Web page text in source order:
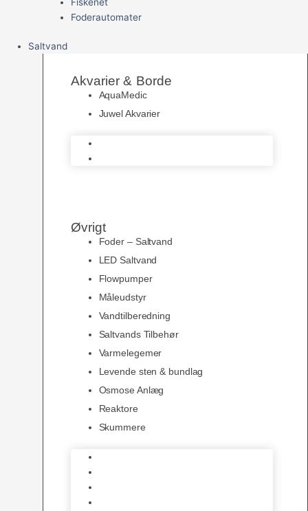
Foderautomater
Saltvand
Akvarier & Borde
AquaMedic
Juwel Akvarier
Øvrigt
Foder – Saltvand
LED Saltvand
Flowpumper
Måleudstyr
Vandtilberedning
Saltvands Tilbehør
Varmelegemer
Levende sten & bundlag
Osmose Anlæg
Reaktore
Skummere